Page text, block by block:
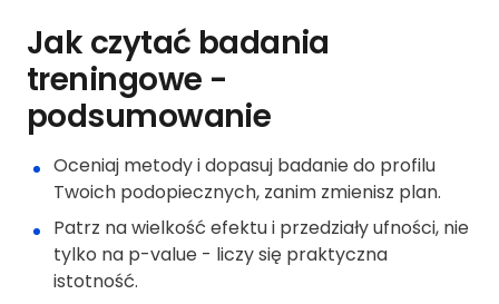
Jak czytać badania
treningowe -
podsumowanie
Oceniaj metody i dopasuj badanie do profilu
Twoich podopiecznych, zanim zmienisz plan.
Patrz na wielkość efektu i przedziały ufności, nie
tylko na p-value - liczy się praktyczna
istotność.